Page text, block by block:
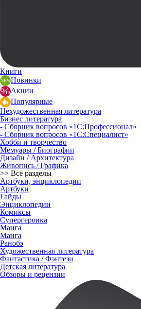
Книги
Новинки
Акции
Популярные
Нехудожественная литература
Бизнес литература
- Сборник вопросов «1С:Профессионал»
- Сборник вопросов «1С:Специалист»
Хобби и творчество
Мемуары / Биографии
Дизайн / Архитектура
Живопись / Графика
>> Все разделы
Артбуки, энциклопедии
Артбуки
Гайды
Энциклопедии
Комиксы
Супергероика
Манга
Манга
Ранобэ
Художественная литература
Фантастика / Фэнтези
Детская литература
Обзоры и рецензии